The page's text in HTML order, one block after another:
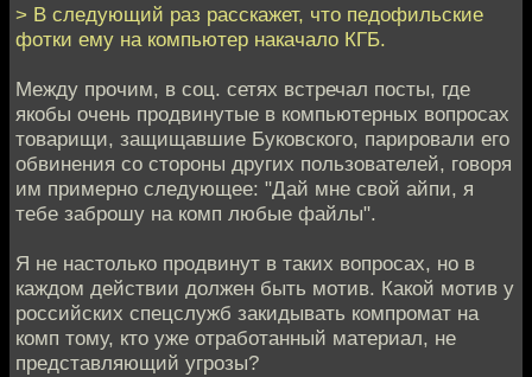
> В следующий раз расскажет, что педофильские
фотки ему на компьютер накачало КГБ.
Между прочим, в соц. сетях встречал посты, где
якобы очень продвинутые в компьютерных вопросах
товарищи, защищавшие Буковского, парировали его
обвинения со стороны других пользователей, говоря
им примерно следующее: "Дай мне свой айпи, я
тебе заброшу на комп любые файлы".
Я не настолько продвинут в таких вопросах, но в
каждом действии должен быть мотив. Какой мотив у
российских спецслужб закидывать компромат на
комп тому, кто уже отработанный материал, не
представляющий угрозы?